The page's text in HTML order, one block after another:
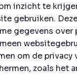
inzicht te
gebruiken.
gegevens over
om de privacy
zoals het